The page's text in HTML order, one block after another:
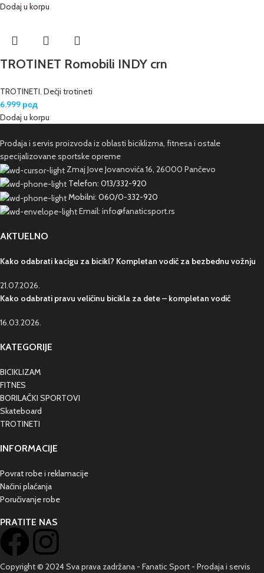
Dodaj u korpu
TROTINET Romobili INDY crn
TROTINETI, Dečji trotineti
6.999 рсд
Dodaj u korpu
Prodaja i servis proizvoda iz oblasti biciklizma, fitnesa i ostale
specijalizovane sportske opreme
Zmaj Jove Jovanovića 16, 26000 Pančevo
Telefon: 013/332-920
Mobilni: 060/0-332-920
Email: info@fanaticsport.rs
AKTUELNO
Kako odabrati kacigu za bicikl? Kompletan vodič za bezbednu vožnju
21.07.2026.
Kako odabrati pravu veličinu bicikla za dete – kompletan vodič
16.03.2026.
KATEGORIJE
BICIKLIZAM
FITNES
BORILAČKI SPORTOVI
Skateboard
TROTINETI
INFORMACIJE
Povrat robe i reklamacije
Načini plaćanja
Poručivanje robe
PRATITE NAS
Copyright © 2024 Sva prava zadržana - Fanatic Sport - Prodaja i servis